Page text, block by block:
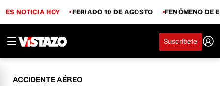
ES NOTICIA HOY FERIADO 10 DE AGOSTO FENÓMENO DE
Suscríbete
ACCIDENTE AÉREO